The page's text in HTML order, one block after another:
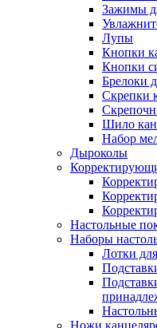
Зажимы
Лупы
Кнопки
Кнопки
Брелоки
Скрепки
Шило
Набор
Дыроколы
Настольные
Наборы
Лотки
Ножи